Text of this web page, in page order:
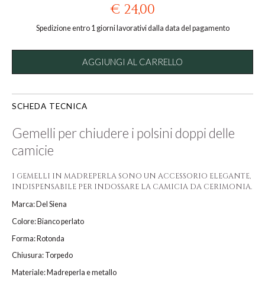
€ 24,00
Spedizione entro 1 giorni lavorativi dalla data del pagamento
AGGIUNGI AL CARRELLO
SCHEDA TECNICA
Gemelli per chiudere i polsini doppi delle
camicie
I GEMELLI IN MADREPERLA SONO UN ACCESSORIO ELEGANTE,
INDISPENSABILE PER INDOSSARE LA CAMICIA DA CERIMONIA.
Marca: Del Siena
Colore: Bianco perlato
Forma: Rotonda
Chiusura: Torpedo
Materiale: Madreperla e metallo